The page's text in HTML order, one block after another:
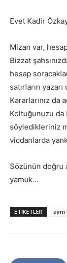
Evet Kadir
Mizan var,
Bizzat
hesap
satırların
Kararlarınız da
Koltuğunuzu
söyledikleriniz
vicdanlarda
Sözünün doğru
yamuk…
ETİKETLER aym